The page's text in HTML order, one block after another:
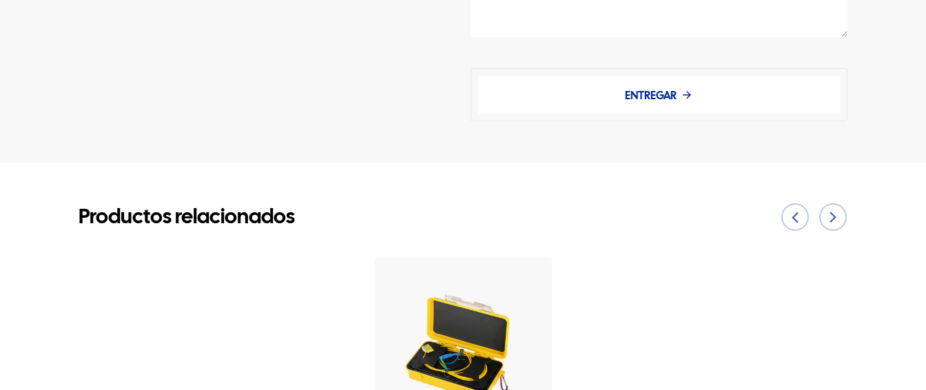
ENTREGAR
Productos relacionados